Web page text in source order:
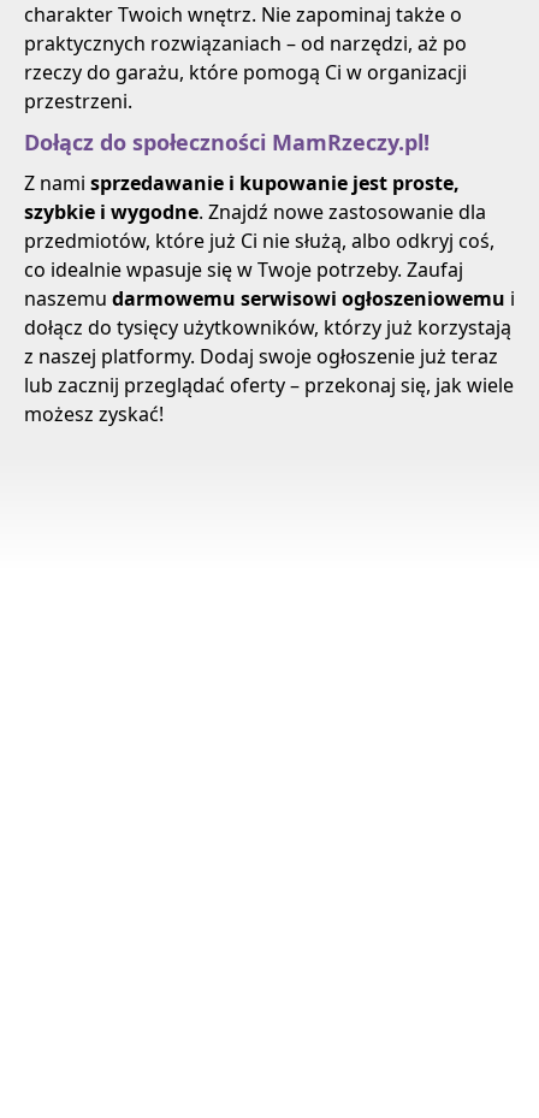
charakter Twoich wnętrz. Nie zapominaj także o
praktycznych rozwiązaniach – od narzędzi, aż po
rzeczy do garażu, które pomogą Ci w organizacji
przestrzeni.
Dołącz do społeczności MamRzeczy.pl!
Z nami sprzedawanie i kupowanie jest proste,
szybkie i wygodne. Znajdź nowe zastosowanie dla
przedmiotów, które już Ci nie służą, albo odkryj coś,
co idealnie wpasuje się w Twoje potrzeby. Zaufaj
naszemu darmowemu serwisowi ogłoszeniowemu i
dołącz do tysięcy użytkowników, którzy już korzystają
z naszej platformy. Dodaj swoje ogłoszenie już teraz
lub zacznij przeglądać oferty – przekonaj się, jak wiele
możesz zyskać!